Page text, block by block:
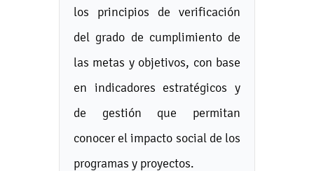
los principios de verificación
del grado de cumplimiento de
las metas y objetivos, con base
en indicadores estratégicos y
de gestión que permitan
conocer el impacto social de los
programas y proyectos.